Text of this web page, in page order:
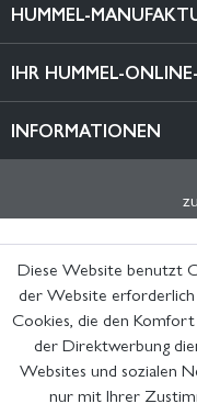
HUMMEL-
IHR HUMMEL-
INFORMATIONEN
Diese Website benutzt
der Website
Cookies, die den
der Direktwerbung
Websites und sozialen
nur mit Ihrer